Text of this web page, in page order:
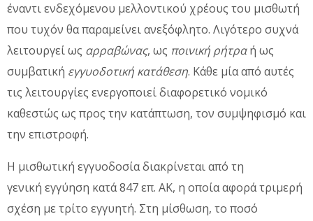
έναντι ενδεχόμενου μελλοντικού χρέους του μισθωτή
που τυχόν θα παραμείνει ανεξόφλητο. Λιγότερο συχνά
λειτουργεί ως αρραβώνας, ως ποινική ρήτραή ως
συμβατική εγγυοδοτική κατάθεση. Κάθε μία από αυτές
τις λειτουργίες ενεργοποιεί διαφορετικό νομικό
καθεστώς ως προς την κατάπτωση, τον συμψηφισμό και
την επιστροφή.
Η μισθωτική εγγυοδοσία διακρίνεται από τη
γενική εγγύηση κατά 847 επ. ΑΚ, η οποία αφορά τριμερή
σχέση με τρίτο εγγυητή. Στη μίσθωση, το ποσό